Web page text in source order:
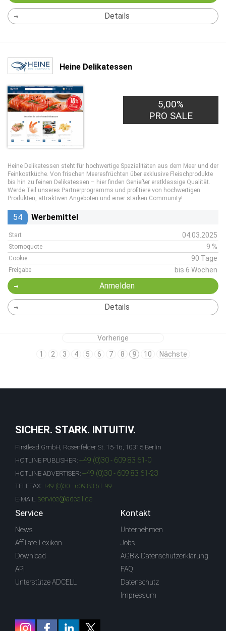
Details
Heine Delikatessen
5,00%
PRO SALE
Heine Delikatessen steht für hochwertige Spezialitäten aus dem Meer und der
Feinkostküche. Von frischen Meeresfrüchten über exklusive Fleischprodukte
bis hin zu feinen Delikatessen – hier finden Genießer erstklassige Qualität.
Werde Teil unseres Partnerprogramms und profitiere von hochwertigen
Produkten, attraktiven Angeboten und einer starken Community!
54 Werbemittel
Start 04.03.2025
Stornoquote 9 %
Cookie 90 Tage
Freigabe bis 6 Wochen
Anmelden
Details
Vorherige
1
2 3 4 5 6 7 8 9 10 Nächste
SICHER. STARK. INTUITIV.
Firstlead GmbH, Rosenfelder St. 15-16, 10315 Berlin
HOTLINE PUBLISHER: +49 (0)30 - 609 83 61-0
HOTLINE ADVERTISER: +49 (0)30 - 609 83 61-23
TELEFAX: +49 (0)30 - 609 83 61-99
E-MAIL: service@adcell.de
Service
News
Affiliate-Lexikon
Download
API
Unterstütze ADCELL
Kontakt
Unternehmen
Jobs
AGB & Datenschutzerklärung
FAQ
Datenschutz
Impressum